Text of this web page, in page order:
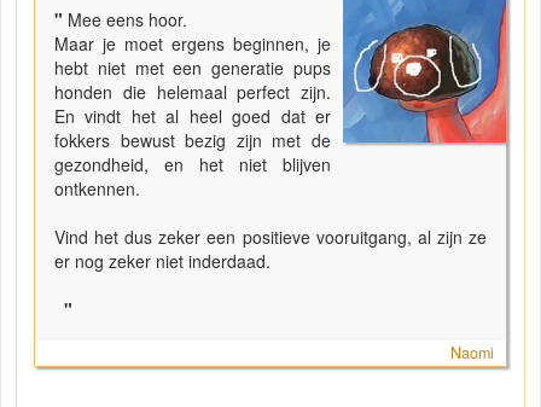
" Mee eens hoor.
Maar je moet ergens beginnen, je
hebt niet met een generatie pups
honden die helemaal perfect zijn.
En vindt het al heel goed dat er
fokkers bewust bezig zijn met de
gezondheid, en het niet blijven
ontkennen.
Vind het dus zeker een positieve vooruitgang, al zijn ze
er nog zeker niet inderdaad.
"
Naomi